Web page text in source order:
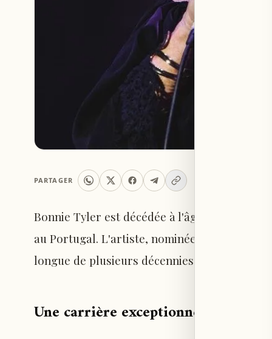
PARTAGER
Bonnie Tyler est décédée à l'âge de 75 ans
au Portugal. L'artiste, nominée aux Grammy
longue de plusieurs décennies jalonnée de
Une carrière exceptionnelle entre